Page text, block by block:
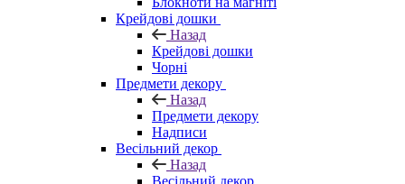
Крейдові дошки
Назад
Крейдові дошки
Чорні
Предмети декору
Назад
Предмети декору
Надписи
Весільний декор
Назад